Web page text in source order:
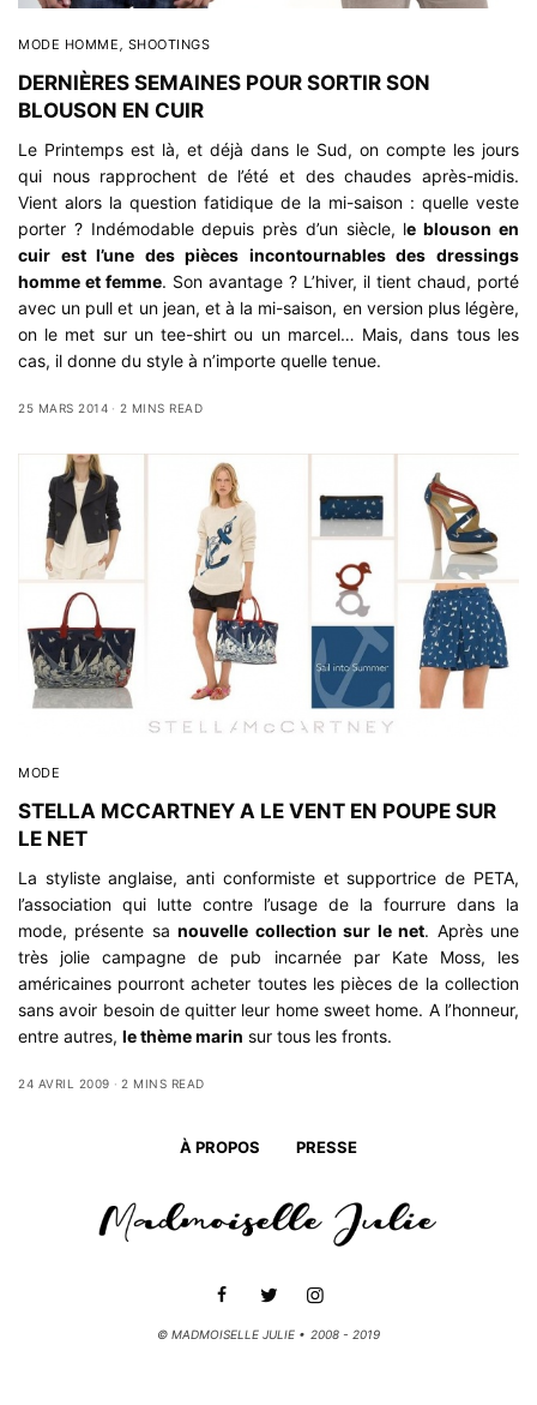
MODE HOMME, SHOOTINGS
DERNIÈRES SEMAINES POUR SORTIR SON
BLOUSON EN CUIR
Le Printemps est là, et déjà dans le Sud, on compte les jours
qui nous rapprochent de l’été et des chaudes après-midis.
Vient alors la question fatidique de la mi-saison : quelle veste
porter ? Indémodable depuis près d’un siècle, le blouson en
cuir est l’une des pièces incontournables des dressings
homme et femme. Son avantage ? L’hiver, il tient chaud, porté
avec un pull et un jean, et à la mi-saison, en version plus légère,
on le met sur un tee-shirt ou un marcel… Mais, dans tous les
cas, il donne du style à n’importe quelle tenue.
25 MARS 2014 2 MINS READ
MODE
STELLA MCCARTNEY A LE VENT EN POUPE SUR
LE NET
La styliste anglaise, anti conformiste et supportrice de PETA,
l’association qui lutte contre l’usage de la fourrure dans la
mode, présente sanouvelle collection sur le net. Après une
très jolie campagne de pub incarnée par Kate Moss, les
américaines pourront acheter toutes les pièces de la collection
sans avoir besoin de quitter leur home sweet home. A l’honneur,
entre autres,le thème marin sur tous les fronts.
24 AVRIL 2009 2 MINS READ
À PROPOS PRESSE
© MADMOISELLE JULIE • 2008 - 2019